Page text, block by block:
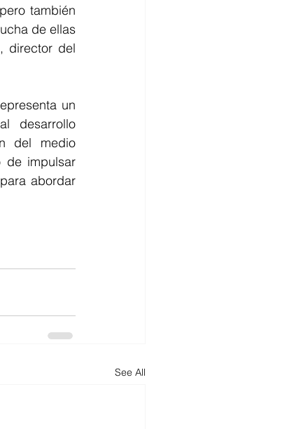
también
de ellas
director del
un
desarrollo
del medio
de impulsar
abordar
See All